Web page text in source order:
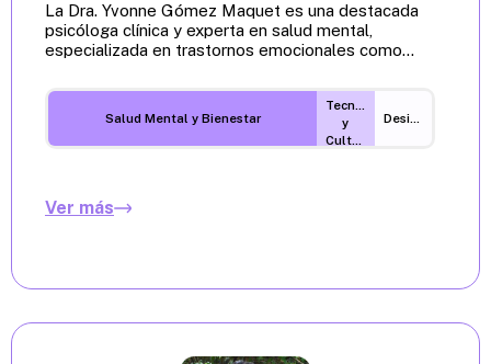
La Dra. Yvonne Gómez Maquet es una destacada
psicóloga clínica y experta en salud mental,
especializada en trastornos emocionales como...
Salud Mental y Bienestar
Tecnología
y
Cultura
Desigualdades
Ver más